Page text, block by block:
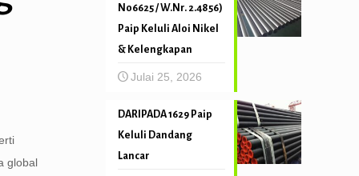
global
N06625 / W.Nr. 2.4856)
Paip Keluli Aloi Nikel
& Kelengkapan
Julai 25, 2026
DARIPADA 1629 Paip
Keluli Dandang
Lancar